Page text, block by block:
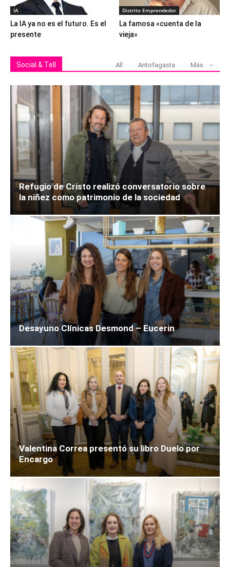
IA
La IA ya no es el futuro. Es el
presente
Distrito Emprendedor
La famosa «cuenta de la
vieja»
Social & Tell All Antofagasta Más
Refugio de Cristo realizó conversatorio sobre
la niñez como patrimonio de la sociedad
Desayuno Clínicas Desmond – Eucerin
Valentina Correa presentó su libro Duelo por
Encargo